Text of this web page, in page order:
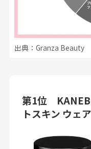
出典：Granza Beauty
第1位
トスキン ウェア